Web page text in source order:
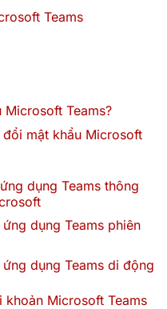
Teams?
mật khẩu Microsoft
dụng Teams thông
dụng Teams phiên
dụng Teams di động
Microsoft Teams